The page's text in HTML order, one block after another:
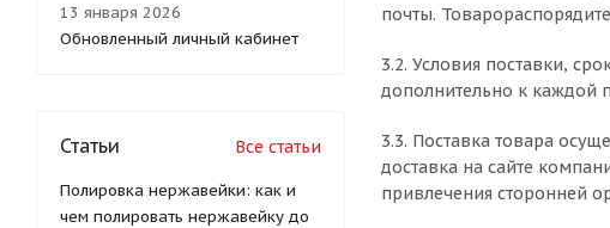
почты.
3.2. Условия поставки,
дополнительно к каждой
3.3. Поставка товара
доставка на сайте
привлечения сторонней
13 января 2026
Обновленный личный кабинет
Статьи Все статьи
Полировка нержавейки: как и
чем полировать нержавейку до